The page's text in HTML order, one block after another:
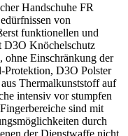
Handschuhe FR
von
funktionellen und
D3O Knöchelschutz
ohne Einschränkung der
D3O Polster
Thermalkunststoff auf
intensiv vor stumpfen
sind mit
durch
der Dienstwaffe nicht